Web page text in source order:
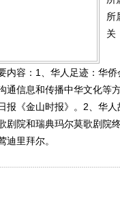
所
关
内容：1、华人足迹：华
通信息和传播中华文化等
报《金山时报》。2、华
剧院和瑞典玛尔莫歌剧院
迪里拜尔。